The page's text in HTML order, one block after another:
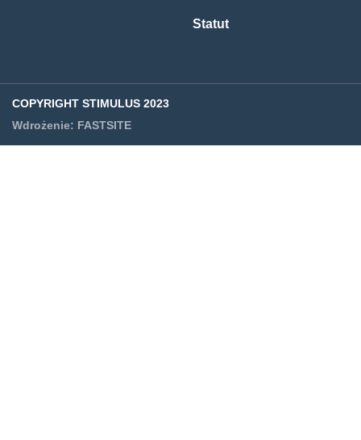
Statut
COPYRIGHT STIMULUS 2023
Wdrożenie: FASTSITE